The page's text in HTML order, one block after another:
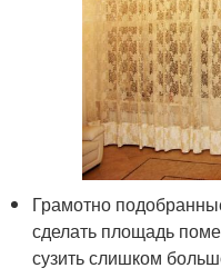
Грамотно
сделать площадь
сузить слишком